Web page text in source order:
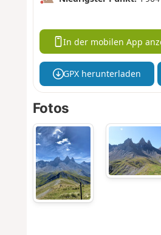
In der mobilen App
GPX herunterladen
Fotos